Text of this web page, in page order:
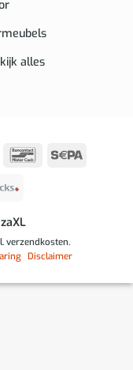
alles
BancontactSepa
verzendkosten.
Disclaimer